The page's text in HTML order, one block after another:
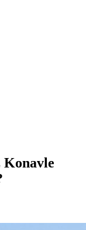
Konavle